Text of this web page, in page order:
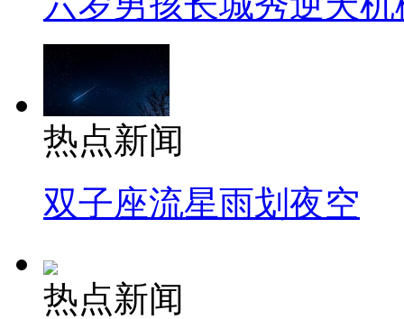
热点新闻
双子座流星雨划夜空
热点新闻